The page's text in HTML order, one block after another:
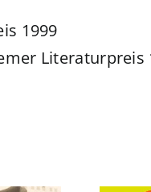
1999
Literaturpreis